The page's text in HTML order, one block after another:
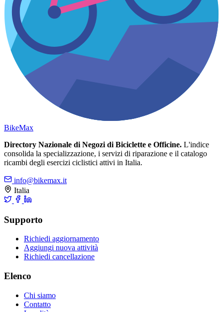
BikeMax
Directory Nazionale di Negozi di Biciclette e Officine. L'indice
consolida la specializzazione, i servizi di riparazione e il catalogo
ricambi degli esercizi ciclistici attivi in Italia.
info@bikemax.it
Italia
Supporto
Richiedi aggiornamento
Aggiungi nuova attività
Richiedi cancellazione
Elenco
Chi siamo
Contatto